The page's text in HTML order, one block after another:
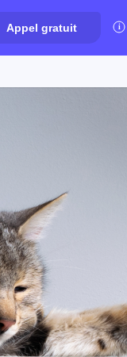
Appel gratuit